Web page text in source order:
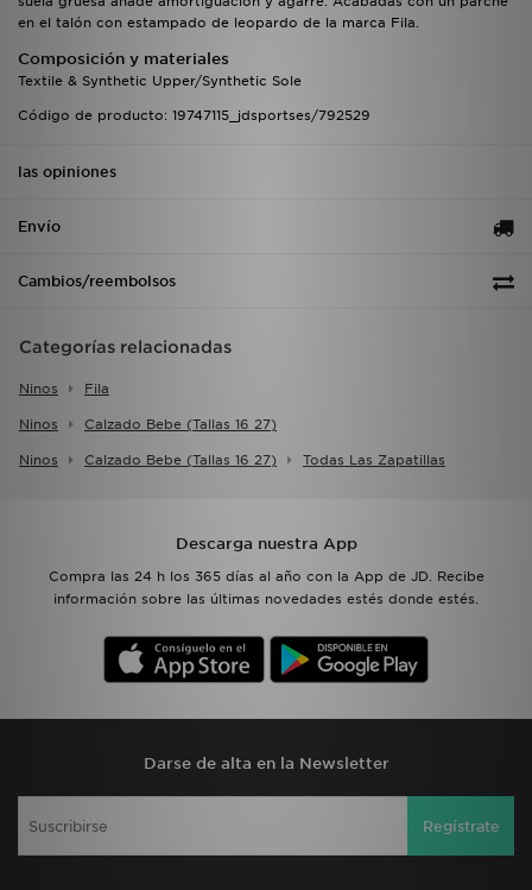
en el talón con estampado de leopardo de la marca Fila.
Composición y materiales
Textile & Synthetic Upper/Synthetic Sole
Código de producto: 19747115_jdsportses/792529
las opiniones
Envío
Cambios/reembolsos
Categorías relacionadas
Ninos Fila
Ninos Calzado Bebe (tallas 16 27)
Ninos Calzado Bebe (tallas 16 27) Todas Las Zapatillas
Descarga nuestra App
Compra las 24 h los 365 días al año con la App de JD. Recibe
información sobre las últimas novedades estés donde estés.
Darse de alta en la Newsletter
Regístrate